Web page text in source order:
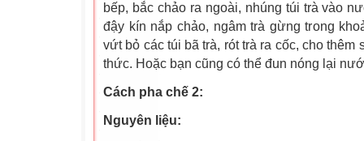
bếp, bắc chảo ra ngoài, nhúng túi trà vào
đậy kín nắp chảo, ngâm trà gừng trong
vứt bỏ các túi bã trà, rót trà ra cốc, cho
thức. Hoặc bạn cũng có thể đun nóng lại
Cách pha chế 2:
Nguyên liệu: